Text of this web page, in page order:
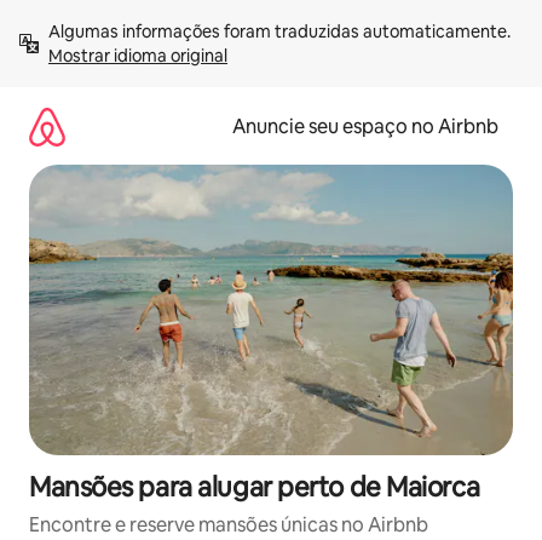
para
Mostrar idioma original
Anuncie seu espaço no Airbnb
Mansões para alugar perto de Maiorca
Encontre e reserve mansões únicas no Airbnb